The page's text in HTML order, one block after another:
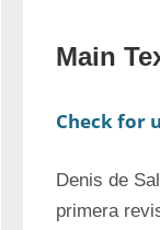
Main
Check for
Denis de